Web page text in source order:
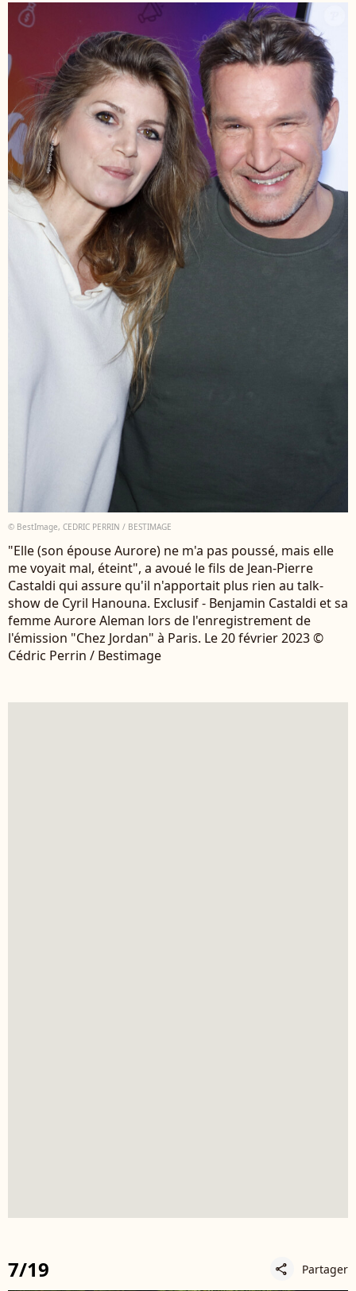
© BestImage, CEDRIC PERRIN / BESTIMAGE
"Elle (son épouse Aurore) ne m'a pas poussé, mais elle
me voyait mal, éteint", a avoué le fils de Jean-Pierre
Castaldi qui assure qu'il n'apportait plus rien au talk-
show de Cyril Hanouna. Exclusif - Benjamin Castaldi et sa
femme Aurore Aleman lors de l'enregistrement de
l'émission "Chez Jordan" à Paris. Le 20 février 2023 ©
Cédric Perrin / Bestimage
7/19 share Partager